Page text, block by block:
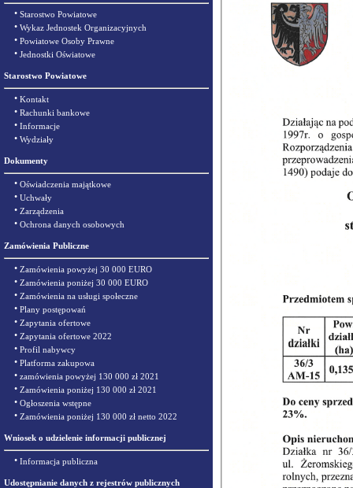
• Starostwo Powiatowe
• Wykaz Jednostek Organizacyjnych
• Powiatowe Osoby Prawne
• Jednostki Oświatowe
Starostwo Powiatowe
• Kontakt
• Rachunki bankowe
• Informacje
• Wydziały
Dokumenty
• Oświadczenia majątkowe
• Uchwały
• Zarządzenia
• Ochrona danych osobowych
Zamówienia Publiczne
• Zamówienia powyżej 30 000 EURO
• Zamówienia poniżej 30 000 EURO
• Zamówienia na usługi społeczne
• Plany postępowań
• Zapytania ofertowe
• Zapytania ofertowe 2022
• Profil nabywcy
• Platforma zakupowa
• zamówienia powyżej 130 000 zł 2021
• Zamówienia poniżej 130 000 zł 2021
• Ogłoszenia wstępne
• Zamówienia poniżej 130 000 zł netto 2022
Wniosek o udzielenie informacji publicznej
• Informacja publiczna
Udostępnianie danych z rejestrów publicznych